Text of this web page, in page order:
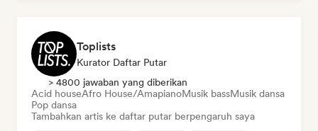
Toplists
Kurator Daftar Putar
> 4800 jawaban yang diberikan
Acid houseAfro House/AmapianoMusik bassMusik dansa
Pop dansa
Tambahkan artis ke daftar putar berpengaruh saya